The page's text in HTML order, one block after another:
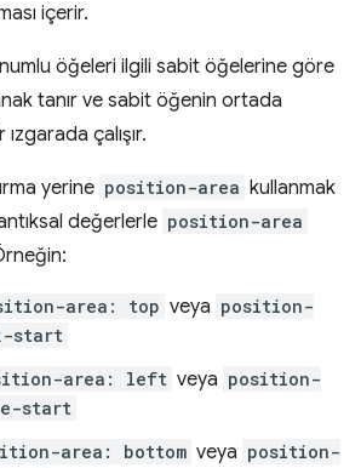
içerir.
öğeleri ilgili sabit öğelerine göre
tanır ve sabit öğenin ortada
çalışır.
yerine position-area kullanmak
değerlerle position-area
area: top veya position-
start
area: left veya position-
start
area: bottom veya position-